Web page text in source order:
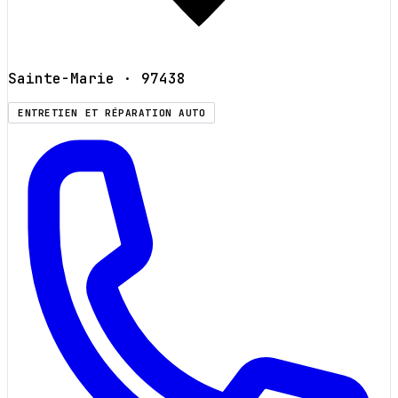
Sainte-Marie · 97438
ENTRETIEN ET RÉPARATION AUTO